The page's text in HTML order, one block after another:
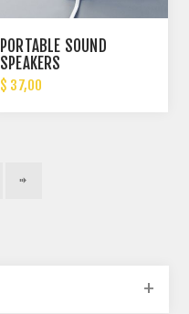
PORTABLE SOUND
SPEAKERS
$ 37,00